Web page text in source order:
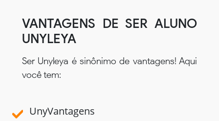
VANTAGENS DE SER ALUNO
UNYLEYA
Ser Unyleya é sinônimo de vantagens! Aqui
você tem:
UnyVantagens